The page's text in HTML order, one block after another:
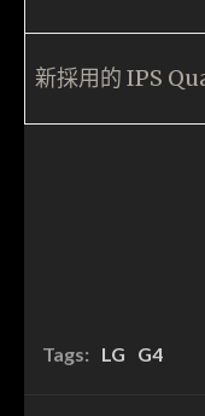
新採用的 IPS
Tags: LG G4